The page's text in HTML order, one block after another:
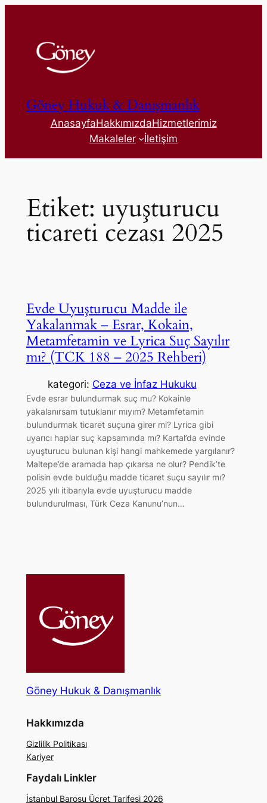
Göney Hukuk & Danışmanlık
AnasayfaHakkımızdaHizmetlerimiz
Makaleler
İletişim
Etiket: uyuşturucu
ticareti cezası 2025
Evde Uyuşturucu Madde ile
Yakalanmak – Esrar, Kokain,
Metamfetamin ve Lyrica Suç Sayılır
mı? (TCK 188 – 2025 Rehberi)
kategori: Ceza ve İnfaz Hukuku
Evde esrar bulundurmak suç mu? Kokainle
yakalanırsam tutuklanır mıyım? Metamfetamin
bulundurmak ticaret suçuna girer mi? Lyrica gibi
uyarıcı haplar suç kapsamında mı? Kartal’da evinde
uyuşturucu bulunan kişi hangi mahkemede yargılanır?
Maltepe’de aramada hap çıkarsa ne olur? Pendik’te
polisin evde bulduğu madde ticaret suçu sayılır mı?
2025 yılı itibarıyla evde uyuşturucu madde
bulundurulması, Türk Ceza Kanunu’nun…
Göney Hukuk & Danışmanlık
Hakkımızda
Gizlilik Politikası
Kariyer
Faydalı Linkler
İstanbul Barosu Ücret Tarifesi 2026